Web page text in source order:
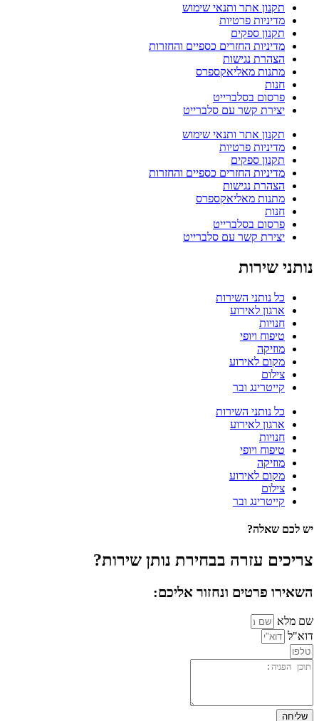
תקנון אתר ותנאי שימוש
מדיניות פרטיות
תקנון ספקים
מדיניות החזרים כספיים והחזרות
הצהרת נגישות
מתנות מאליאקספרס
חנות
פרסום בסלברייט
יצירת קשר עם סלברייט
תקנון אתר ותנאי שימוש
מדיניות פרטיות
תקנון ספקים
מדיניות החזרים כספיים והחזרות
הצהרת נגישות
מתנות מאליאקספרס
חנות
פרסום בסלברייט
יצירת קשר עם סלברייט
נותני שירות
כל נותני השירות
ארגון לאירוע
חנויות
טיפוח ויופי
מוזיקה
מקום לאירוע
צילום
קייטרינג ובר
כל נותני השירות
ארגון לאירוע
חנויות
טיפוח ויופי
מוזיקה
מקום לאירוע
צילום
קייטרינג ובר
יש לכם שאלה?
צריכים עזרה בבחירת נותן שירות?
השאירו פרטים ונחזור אליכם:
שם מלא
דוא"ל
שליחה